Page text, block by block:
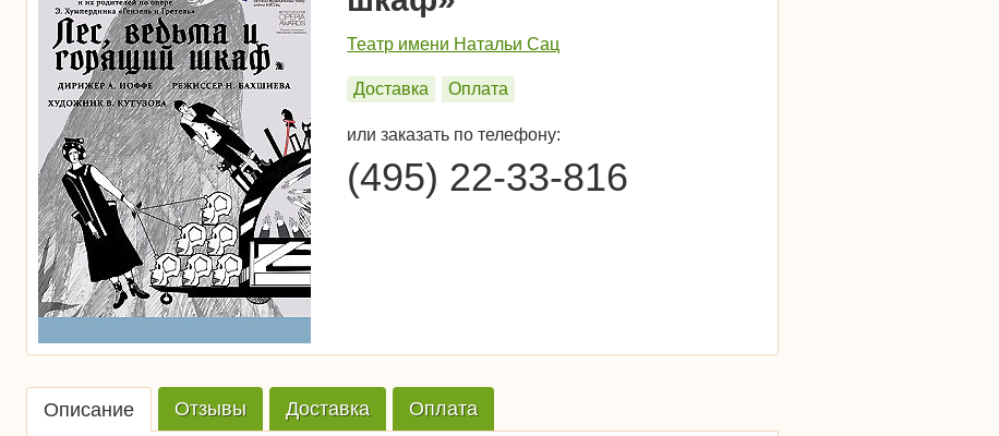
Театр имени Натальи Сац
Доставка Оплата
или заказать по телефону:
(495) 22-33-816
Описание Отзывы Доставка Оплата